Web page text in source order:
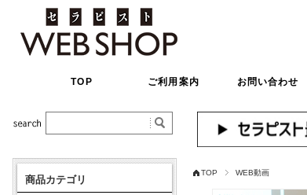
TOP ご利用案内 お問い合わせ
TOP WEB動画
商品カテゴリ